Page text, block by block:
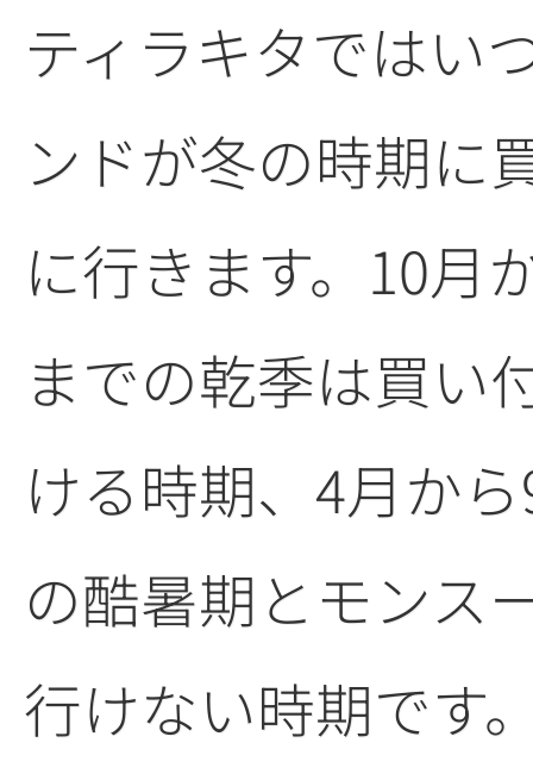
ティラキタではい
ンドが冬の時期に
に行きます。10月
までの乾季は買い
ける時期、4月か
の酷暑期とモンス
行けない時期です